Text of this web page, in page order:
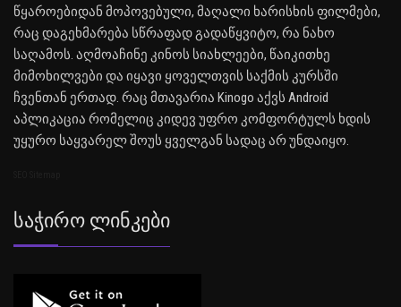
წყაროებიდან მოპოვებული, მაღალი ხარისხის ფილმები,
რაც დაგეხმარება სწრაფად გადაწყვიტო, რა ნახო
საღამოს. აღმოაჩინე კინოს სიახლეები, წაიკითხე
მიმოხილვები და იყავი ყოველთვის საქმის კურსში
ჩვენთან ერთად. რაც მთავარია Kinogo აქვს Android
აპლიკაცია რომელიც კიდევ უფრო კომფორტულს ხდის
უყურო საყვარელ შოუს ყველგან სადაც არ უნდაიყო.
Საჭირო Ლინკები